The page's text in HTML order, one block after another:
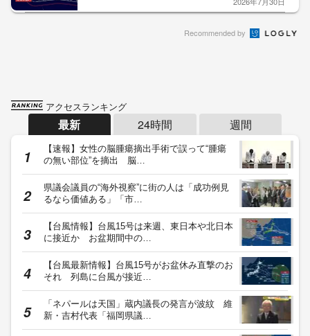
Recommended by
アクセスランキング
最新 24時間 週間
【速報】女性の脳腫瘍摘出手術で誤って“腫瘍
の無い部位”を摘出 脳…
県議会議員の“海外視察”に街の人は「成功例見
るなら価値ある」「市…
【台風情報】台風15号は来週、東日本や北日本
に接近か お盆期間中の…
【台風最新情報】台風15号がお盆休み直撃のお
それ 列島に台風が接近…
「ネパールは天国」蔵内議長の発言が波紋 維
新・吉村代表「福岡県議…